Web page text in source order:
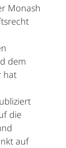
Monash
dem
hat
die
auf